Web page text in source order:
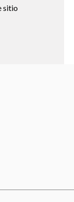
sitio